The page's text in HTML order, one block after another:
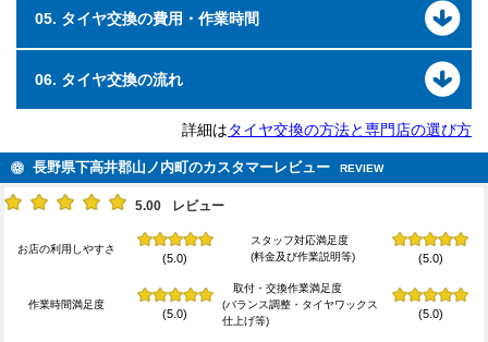
05. タイヤ交換の費用・作業時間
06. タイヤ交換の流れ
詳細はタイヤ交換の方法と専門店の選び方
長野県下高井郡山ノ内町のカスタマーレビュー REVIEW
5.00 レビュー
お店の利用しやすさ
(5.0)
スタッフ対応満足度
(料金及び作業説明等)
(5.0)
作業時間満足度
(5.0)
取付・交換作業満足度
(バランス調整・タイヤワックス
仕上げ等)
(5.0)